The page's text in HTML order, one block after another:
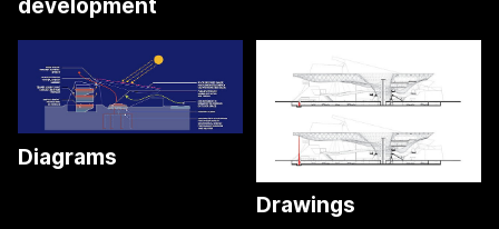
development
Coop Himmelb(l)au
Sketch by Wolf dPrix
Sketch by Wolf dPrix ©
Coop Himmelb(l)au
Sketch by Wolf dPrix ©Coop Himmelb(l)au
Markus Pillhofer
Markus Pillhofer
©Markus Pillhofer
Diagrams
Drawings